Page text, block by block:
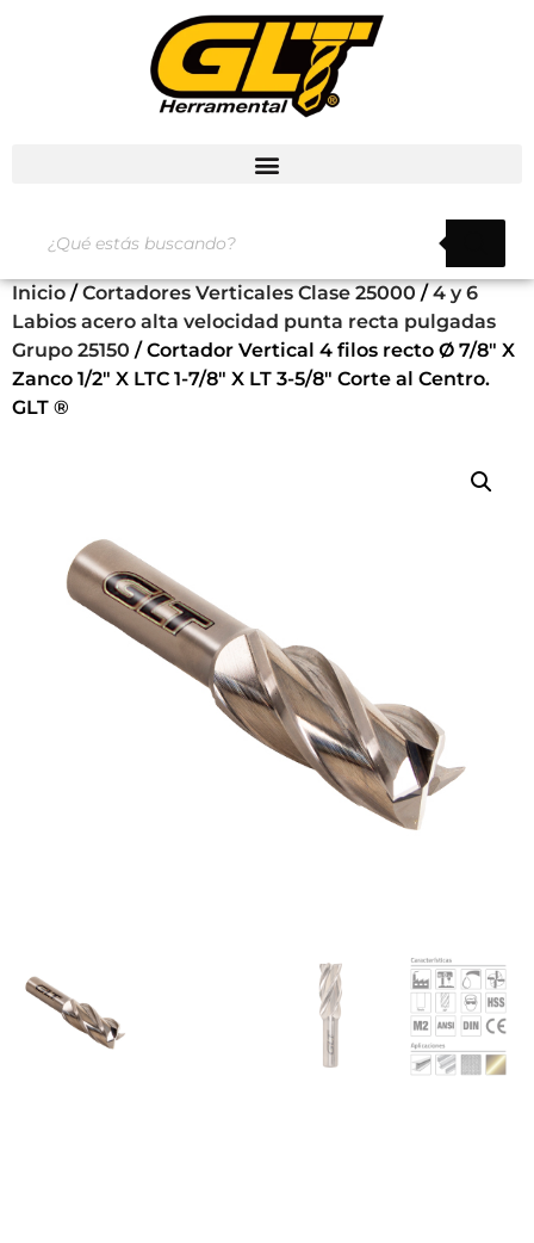
Inicio / Cortadores Verticales Clase 25000 / 4 y 6
Labios acero alta velocidad punta recta pulgadas
Grupo 25150 / Cortador Vertical 4 filos recto Ø 7/8″ X
Zanco 1/2″ X LTC 1-7/8″ X LT 3-5/8″ Corte al Centro.
GLT ®